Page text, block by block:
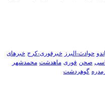
حوادث-البرز خبرفوری-کرج خبرهای
صحن فوری ماهدشت محمدشهر
گوهردشت